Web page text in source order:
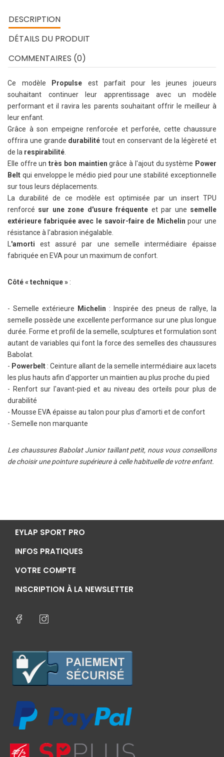
DESCRIPTION
DÉTAILS DU PRODUIT
COMMENTAIRES (0)
Ce modèle Propulse est parfait pour les jeunes joueurs
souhaitant continuer leur apprentissage avec un modèle
performant et il ravira les parents souhaitant offrir le meilleur à
leur enfant.
Grâce à son empeigne renforcée et perforée, cette chaussure
offrira une grande durabilité tout en conservant de la légèreté et
de la respirabilité
Elle offre un très bon maintien grâce à l'ajout du système Power
Belt qui enveloppe le médio pied pour une stabilité exceptionnelle
sur tous leurs déplacements.
La durabilité de ce modèle est optimisée par un insert TPU
renforcé sur une zone d'usure fréquente et par une semelle
extérieure fabriquée avec le savoir-faire de Michelin pour une
résistance à l'abrasion inégalable.
'amortiest assuré par une semelle intermédiaire épaisse
fabriquée en EVA pour un maximum de confort.
Côté « technique » :
- Semelle extérieure Michelin : Inspirée des pneus de rallye, la
semelle possède une excellente performance sur une plus longue
durée. Forme et profil de la semelle, sculptures et formulation sont
autant de variables qui font la force des semelles des chaussures
Babolat.
- Powerbelt : Ceinture allant de la semelle intermédiaire aux lacets
les plus hauts afin d'apporter un maintien au plus proche du pied
- Renfort sur l'avant-pied et au niveau des orteils pour plus de
durabilité
- Mousse EVA épaisse au talon pour plus d'amorti et de confort
- Semelle non marquante
Les chaussures Babolat Junior taillant petit, nous vous conseillons
de choisir une pointure supérieure à celle habituelle de votre enfant.
EYLAP SPORT PRO
INFOS PRATIQUES
VOTRE COMPTE
INSCRIPTION À LA NEWSLETTER